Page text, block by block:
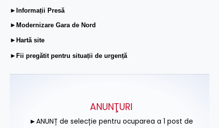
►Informații Presă
►Modernizare Gara de Nord
►Hartă site
►Fii pregătit pentru situații de urgență
ANUNŢURI
►ANUNȚ de selecție pentru ocuparea a 1 post de